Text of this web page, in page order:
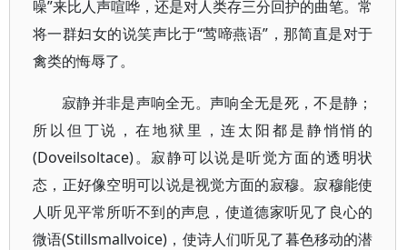
噪”来比人声喧哗，还是对人类存三分回护的曲笔。常
将一群妇女的说笑声比于“莺啼燕语”，那简直是对于
禽类的悔辱了。
寂静并非是声响全无。声响全无是死，不是静；
所以但丁说，在地狱里，连太阳都是静悄悄的
(Doveilsoltace)。寂静可以说是听觉方面的透明状
态，正好像空明可以说是视觉方面的寂穆。寂穆能使
人听见平常所听不到的声息，使道德家听见了良心的
微语(Stillsmallvoice)，使诗人们听见了暮色移动的潜